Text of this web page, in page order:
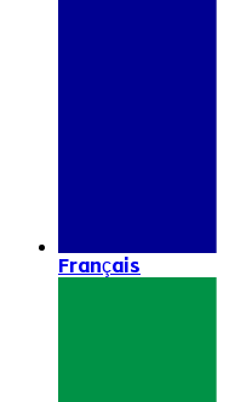
Français